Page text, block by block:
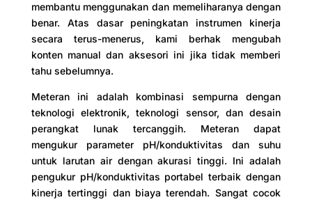
membantu menggunakan dan memeliharanya dengan
benar. Atas dasar peningkatan instrumen kinerja
secara terus-menerus, kami berhak mengubah
konten manual dan aksesori ini jika tidak memberi
tahu sebelumnya.
Meteran ini adalah kombinasi sempurna dengan
teknologi elektronik, teknologi sensor, dan desain
perangkat lunak tercanggih. Meteran dapat
mengukur parameter pH/konduktivitas dan suhu
untuk larutan air dengan akurasi tinggi. Ini adalah
pengukur pH/konduktivitas portabel terbaik dengan
kinerja tertinggi dan biaya terendah. Sangat cocok